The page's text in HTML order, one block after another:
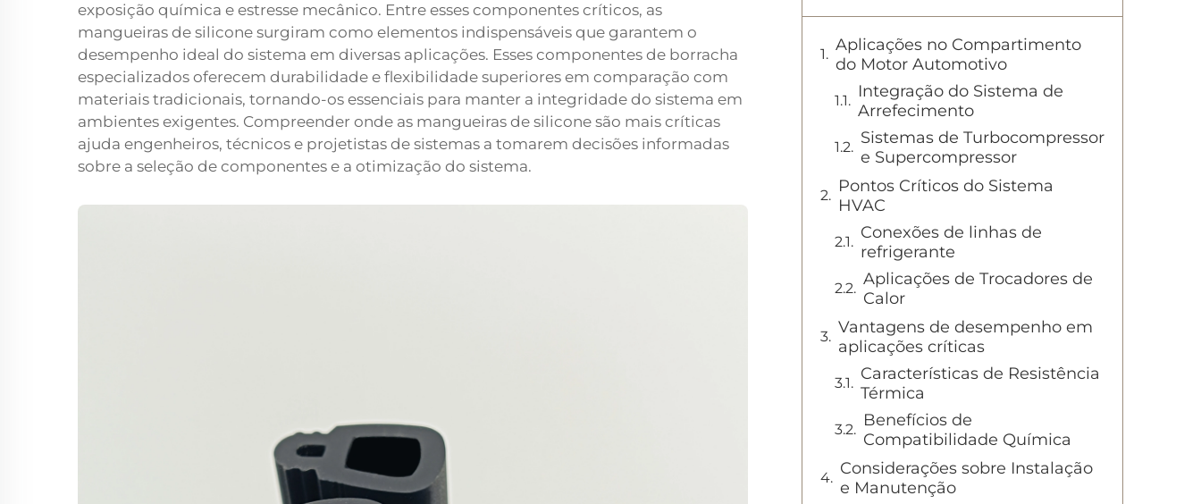
exposição química e estresse mecânico. Entre esses componentes críticos, as
mangueiras de silicone surgiram como elementos indispensáveis que garantem o
desempenho ideal do sistema em diversas aplicações. Esses componentes de borracha
especializados oferecem durabilidade e flexibilidade superiores em comparação com
materiais tradicionais, tornando-os essenciais para manter a integridade do sistema em
ambientes exigentes. Compreender onde as mangueiras de silicone são mais críticas
ajuda engenheiros, técnicos e projetistas de sistemas a tomarem decisões informadas
sobre a seleção de componentes e a otimização do sistema.
Aplicações no Compartimento
do Motor Automotivo
Integração do Sistema de
Arrefecimento
Sistemas de Turbocompressor
e Supercompressor
Pontos Críticos do Sistema
HVAC
Conexões de linhas de
refrigerante
Aplicações de Trocadores de
Calor
Vantagens de desempenho em
aplicações críticas
Características de Resistência
Térmica
Benefícios de
Compatibilidade Química
Considerações sobre Instalação
e Manutenção